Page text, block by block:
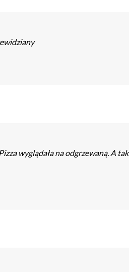
wyglądała na odgrzewaną. A tak